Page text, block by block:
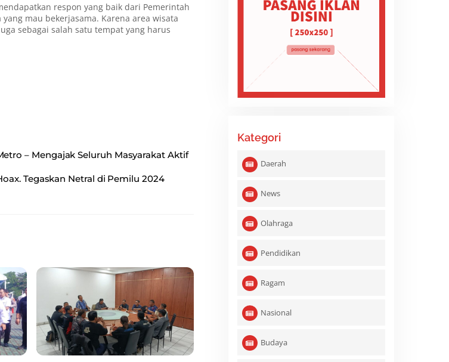
respon yang baik dari Pemerintah
mau bekerjasama. Karena area wisata
sebagai salah satu tempat yang harus
– Mengajak Seluruh Masyarakat Aktif
Tegaskan Netral di Pemilu 2024
Kategori
Daerah
News
Olahraga
Pendidikan
Ragam
Nasional
Budaya